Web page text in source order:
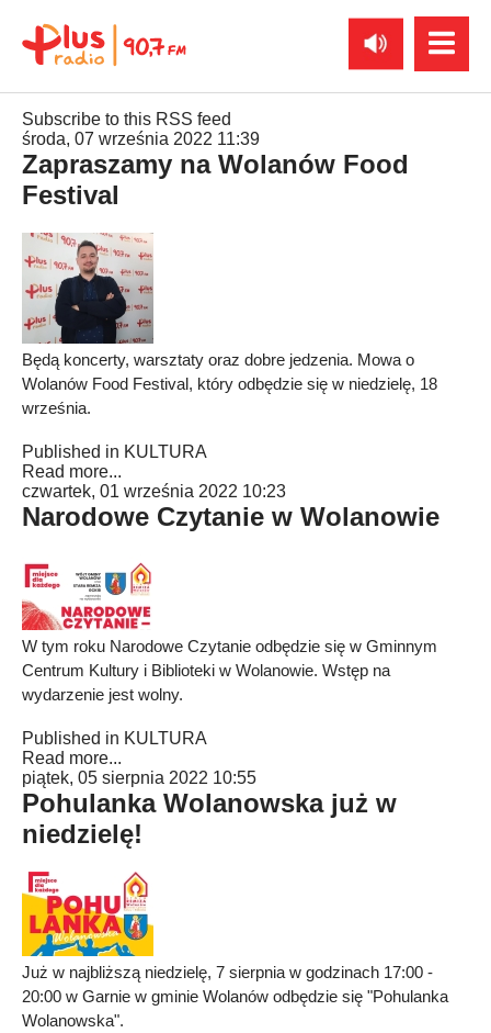
Subscribe to this RSS feed
środa, 07 września 2022 11:39
Zapraszamy na Wolanów Food
Festival
Będą koncerty, warsztaty oraz dobre jedzenia. Mowa o
Wolanów Food Festival, który odbędzie się w niedzielę, 18
września.
Published in KULTURA
Read more...
czwartek, 01 września 2022 10:23
Narodowe Czytanie w Wolanowie
W tym roku Narodowe Czytanie odbędzie się w Gminnym
Centrum Kultury i Biblioteki w Wolanowie. Wstęp na
wydarzenie jest wolny.
Published in KULTURA
Read more...
piątek, 05 sierpnia 2022 10:55
Pohulanka Wolanowska już w
niedzielę!
Już w najbliższą niedzielę, 7 sierpnia w godzinach 17:00 -
20:00 w Garnie w gminie Wolanów odbędzie się "Pohulanka
Wolanowska".